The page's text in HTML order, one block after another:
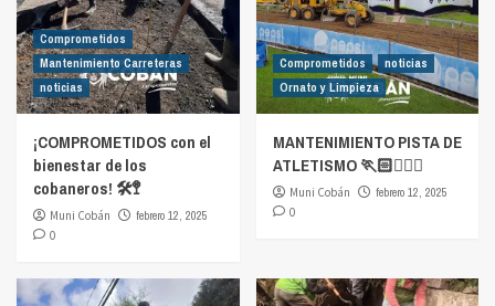
Comprometidos
Mantenimiento Carreteras
noticias
¡COMPROMETIDOS con el
bienestar de los
cobaneros! 🛠️🚏
Muni Cobán
febrero 12, 2025
0
Comprometidos
noticias
Ornato y Limpieza
MANTENIMIENTO PISTA DE
ATLETISMO 🏃🏻🏃🏻‍♀️
Muni Cobán
febrero 12, 2025
0